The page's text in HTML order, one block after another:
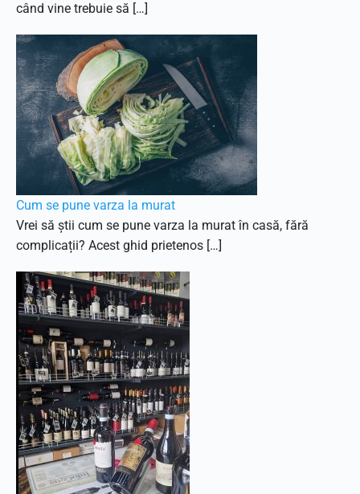
când vine trebuie să […]
Cum se pune varza la murat
Vrei să știi cum se pune varza la murat în casă, fără
complicații? Acest ghid prietenos […]